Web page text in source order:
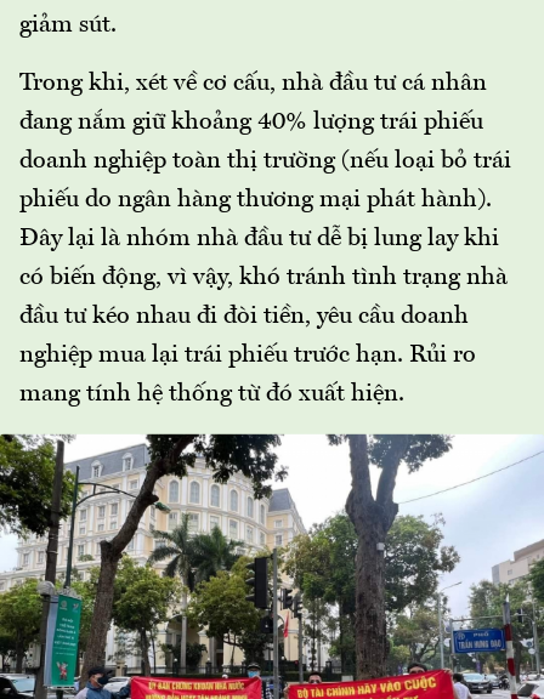
giảm sút.
Trong khi, xét về cơ cấu, nhà đầu tư cá nhân
đang nắm giữ khoảng 40% lượng trái phiếu
doanh nghiệp toàn thị trường (nếu loại bỏ trái
phiếu do ngân hàng thương mại phát hành).
Đây lại là nhóm nhà đầu tư dễ bị lung lay khi
có biến động, vì vậy, khó tránh tình trạng nhà
đầu tư kéo nhau đi đòi tiền, yêu cầu doanh
nghiệp mua lại trái phiếu trước hạn. Rủi ro
mang tính hệ thống từ đó xuất hiện.